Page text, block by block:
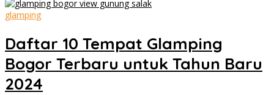
glamping
Daftar 10 Tempat Glamping
Bogor Terbaru untuk Tahun Baru
2024